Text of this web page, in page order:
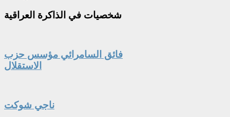
شخصيات في الذاكرة العراقية
فائق السامرائي مؤسس حزب
الاستقلال
ناجي شوكت